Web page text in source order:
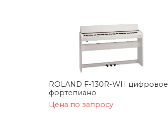
ROLAND F-130R-WH цифровое
фортепиано
Цена по запросу